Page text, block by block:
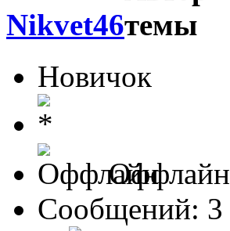
Nikvet46
Новичок
Оффлайн
Сообщений: 3